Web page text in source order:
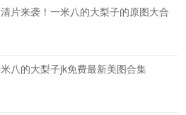
片来袭！一米八的大梨子的原图大合
八的大梨子jk免费最新美图合集